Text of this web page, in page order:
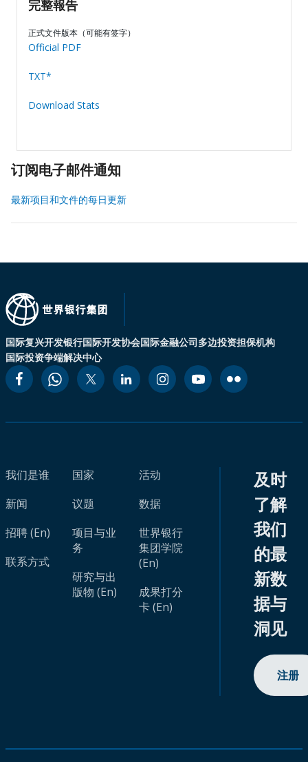
完整報告
正式文件版本（可能有签字）
Official PDF
TXT*
Download Stats
订阅电子邮件通知
最新项目和文件的每日更新
国际复兴开发银行国际开发协会国际金融公司多边投资担保机构
国际投资争端解决中心
我们是谁
新闻
招聘 (En)
联系方式
国家
议题
项目与业
务
研究与出
版物 (En)
活动
数据
世界银行
集团学院
(En)
成果打分
卡 (En)
及时
了解
我们
的最
新数
据与
洞见
注册